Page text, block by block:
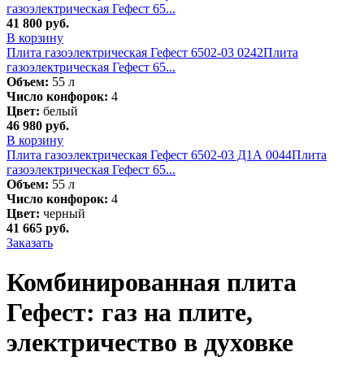
газоэлектрическая Гефест 65...
41 800 руб.
В корзину
Плита газоэлектрическая Гефест 6502-03 0242Плита
газоэлектрическая Гефест 65...
Объем: 55 л
Число конфорок: 4
Цвет: белый
46 980 руб.
В корзину
Плита газоэлектрическая Гефест 6502-03 Д1А 0044Плита
газоэлектрическая Гефест 65...
Объем: 55 л
Число конфорок: 4
Цвет: черный
41 665 руб.
Заказать
Комбинированная плита
Гефест: газ на плите,
электричество в духовке